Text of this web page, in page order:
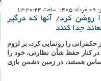
روشن کرد/ آنها که درگیر
جدا کنند
حکمرانی را رونمایی کرد، بر لزوم
کنار حفظ شأن نظارتی، خود را
هستند، در زمین دشمن بازی